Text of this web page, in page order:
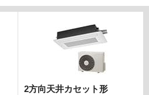
2方向天井カセット形